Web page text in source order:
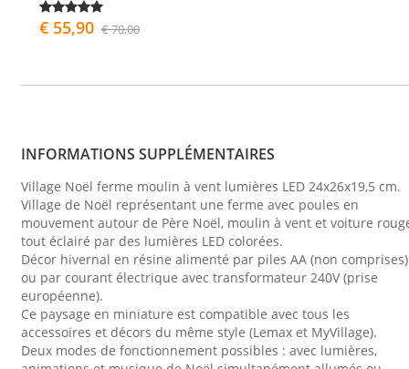
€ 55,90 € 70,00
INFORMATIONS SUPPLÉMENTAIRES
Village Noël ferme moulin à vent lumières LED 24x26x19,5 cm.
Village de Noël représentant une ferme avec poules en
mouvement autour de Père Noël, moulin à vent et voiture
tout éclairé par des lumières LED colorées.
Décor hivernal en résine alimenté par piles AA (non comprises)
ou par courant électrique avec transformateur 240V (prise
européenne).
Ce paysage en miniature est compatible avec tous les
accessoires et décors du même style (Lemax et MyVillage).
Deux modes de fonctionnement possibles : avec lumières,